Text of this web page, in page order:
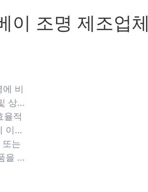
이 조명 제조업
비
상업
율적
이상
또는
을 찾